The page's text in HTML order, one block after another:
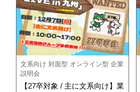
文系向け 対面型 オンライン型 企業
説明会
【27卒対象 / 主に文系向け】業